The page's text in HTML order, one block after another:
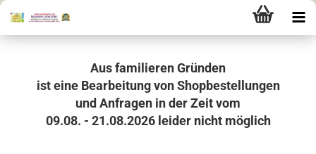
Aus familieren Gründen
ist eine Bearbeitung von Shopbestellungen
und Anfragen in der Zeit vom
09.08. - 21.08.2026 leider nicht möglich